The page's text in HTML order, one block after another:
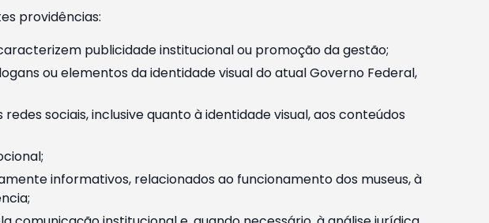
providências:
publicidade institucional ou promoção da gestão;
ou elementos da identidade visual do atual Governo Federal,
sociais, inclusive quanto à identidade visual, aos conteúdos
informativos, relacionados ao funcionamento dos museus, à